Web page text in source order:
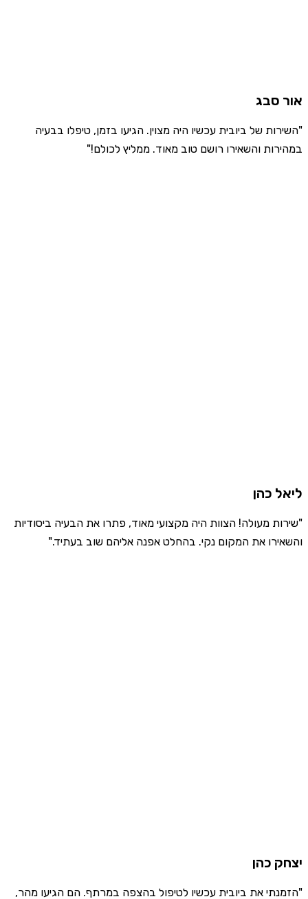
אור סבג
"השירות של ביובית עכשיו היה מצוין. הגיעו בזמן, טיפלו בבעיה
במהירות והשאירו רושם טוב מאוד. ממליץ לכולם!"
ליאל כהן
"שירות מעולה! הצוות היה מקצועי מאוד, פתרו את הבעיה ביסודיות
והשאירו את המקום נקי. בהחלט אפנה אליהם שוב בעתיד."
יצחק כהן
"הזמנתי את ביובית עכשיו לטיפול בהצפה במרתף. הם הגיעו מהר,